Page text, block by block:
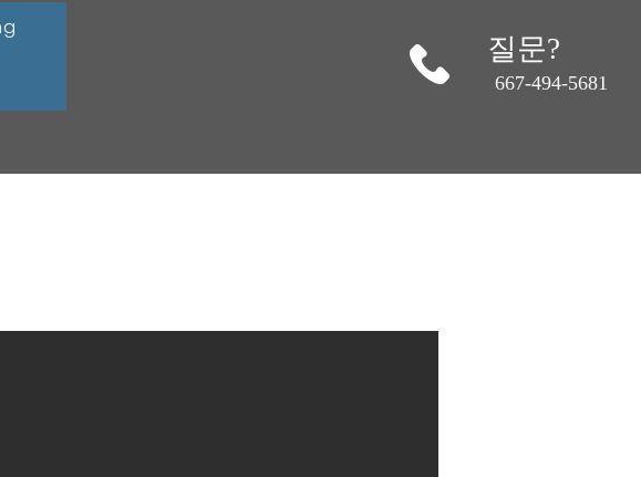
질문?
667-494-5681